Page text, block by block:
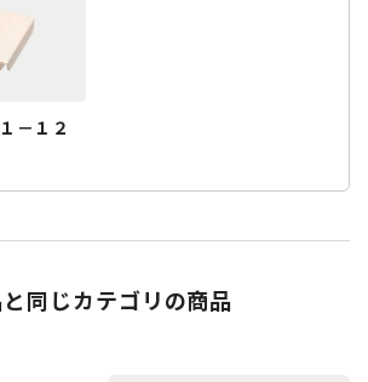
－１２
同じカテゴリの商品